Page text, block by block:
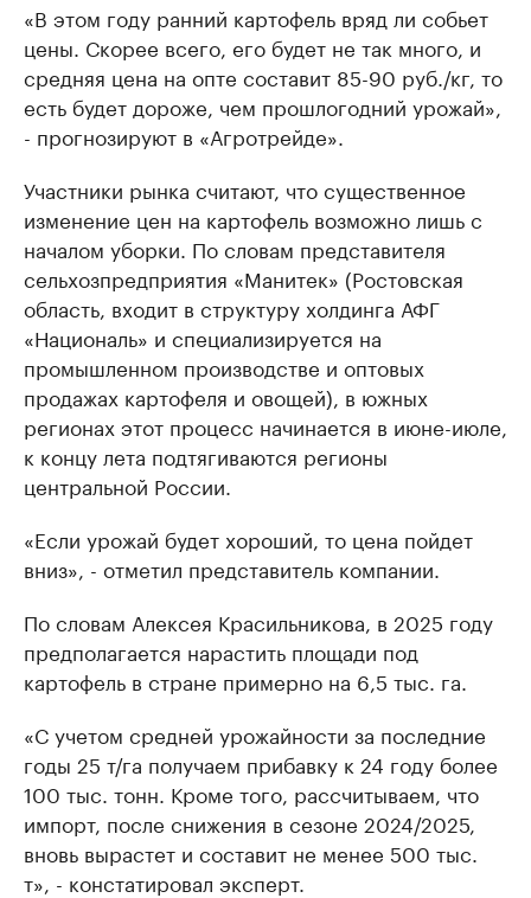
«В этом году ранний картофель вряд ли собьет
цены. Скорее всего, его будет не так много, и
средняя цена на опте составит 85-90 руб./кг, то
есть будет дороже, чем прошлогодний урожай»,
- прогнозируют в «Агротрейде».
Участники рынка считают, что существенное
изменение цен на картофель возможно лишь с
началом уборки. По словам представителя
сельхозпредприятия «Манитек» (Ростовская
область, входит в структуру холдинга АФГ
«Националь» и специализируется на
промышленном производстве и оптовых
продажах картофеля и овощей), в южных
регионах этот процесс начинается в июне-июле,
к концу лета подтягиваются регионы
центральной России.
«Если урожай будет хороший, то цена пойдет
вниз», - отметил представитель компании.
По словам Алексея Красильникова, в 2025 году
предполагается нарастить площади под
картофель в стране примерно на 6,5 тыс. га.
«С учетом средней урожайности за последние
годы 25 т/га получаем прибавку к 24 году более
100 тыс. тонн. Кроме того, рассчитываем, что
импорт, после снижения в сезоне 2024/2025,
вновь вырастет и составит не менее 500 тыс.
т», - констатировал эксперт.